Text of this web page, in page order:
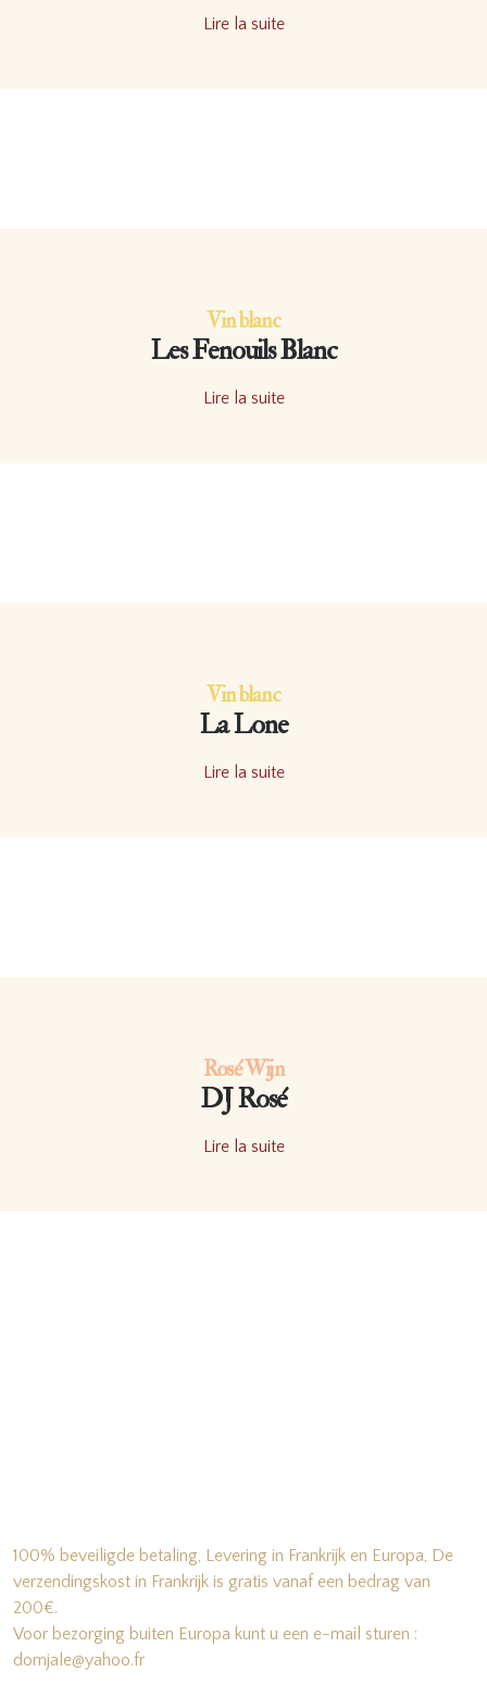
Lire la suite
Vin blanc
Les Fenouils Blanc
Lire la suite
Vin blanc
La Lone
Lire la suite
Rosé Wijn
DJ Rosé
Lire la suite
100% beveiligde betaling, Levering in Frankrijk en Europa, De
verzendingskost in Frankrijk is gratis vanaf een bedrag van
200€.
Voor bezorging buiten Europa kunt u een e-mail sturen :
domjale@yahoo.fr